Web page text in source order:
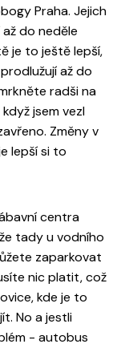
Praha. Jejich
do neděle
je to ještě lepší,
až do
radši na
jsem vezl
Změny v
lepší si to
centra
tady u vodního
zaparkovat
nic platit, což
kde je to
No a jestli
- autobus